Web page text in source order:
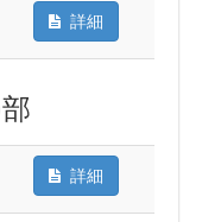
詳細
詳細